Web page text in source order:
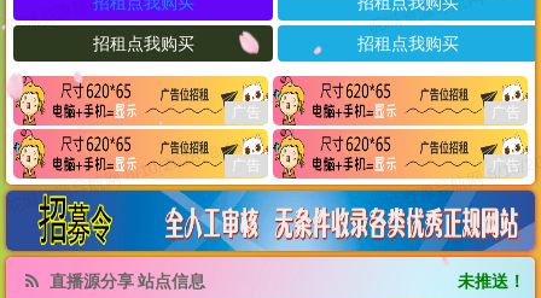
直播源分享 站点信息 未推送！